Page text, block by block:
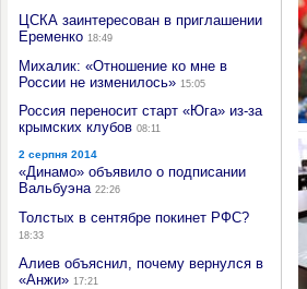
ЦСКА заинтересован в приглашении
Еременко 18:49
Михалик: «Отношение ко мне в
России не изменилось» 15:05
Россия переносит старт «Юга» из-за
крымских клубов 08:11
2 серпня 2014
«Динамо» объявило о подписании
Вальбуэна 22:26
Толстых в сентябре покинет РФС?
18:33
Алиев объяснил, почему вернулся в
«Анжи» 17:21